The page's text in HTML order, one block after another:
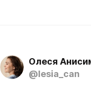
Олеся
@lesia_can